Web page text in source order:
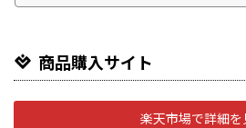
商品購入サイト
楽天市場で詳細を